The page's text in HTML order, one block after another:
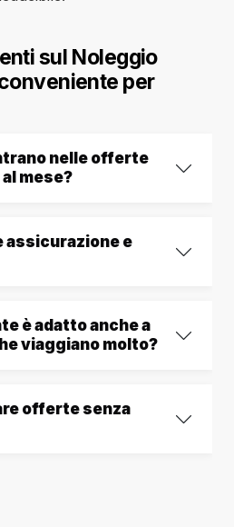
sul Noleggio
per
nelle offerte
mese?
assicurazione e
è adatto anche a
viaggiano molto?
offerte senza